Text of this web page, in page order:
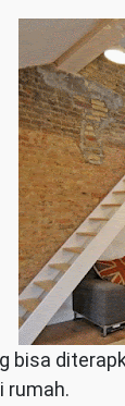
bisa
rumah.